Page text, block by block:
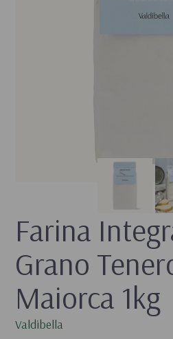
Farina
Grano
Maiorca 1kg
Valdibella